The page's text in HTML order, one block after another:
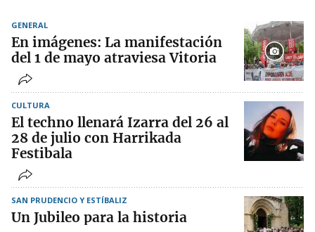
GENERAL
En imágenes: La manifestación
del 1 de mayo atraviesa Vitoria
CULTURA
El techno llenará Izarra del 26 al
28 de julio con Harrikada
Festibala
SAN PRUDENCIO Y ESTÍBALIZ
Un Jubileo para la historia